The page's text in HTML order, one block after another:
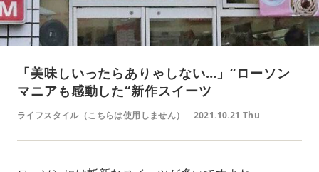
「美味しいったらありゃしない…」“ローソン
マニアも感動した“新作スイーツ
ライフスタイル（こちらは使用しません） 2021.10.21 Thu